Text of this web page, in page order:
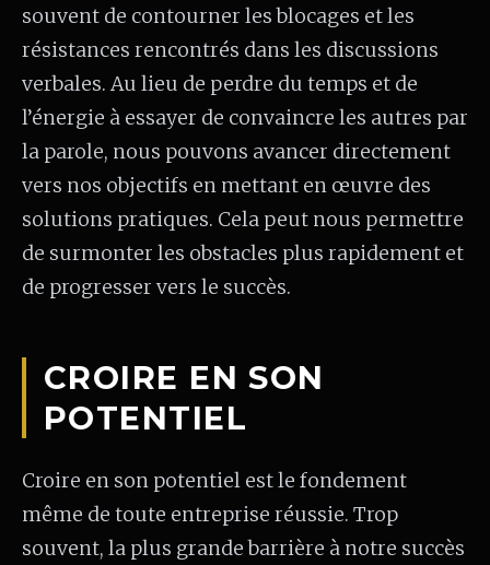
souvent de contourner les blocages et les
résistances rencontrés dans les discussions
verbales. Au lieu de perdre du temps et de
l’énergie à essayer de convaincre les autres par
la parole, nous pouvons avancer directement
vers nos objectifs en mettant en œuvre des
solutions pratiques. Cela peut nous permettre
de surmonter les obstacles plus rapidement et
de progresser vers le succès.
CROIRE EN SON
POTENTIEL
Croire en son potentiel est le fondement
même de toute entreprise réussie. Trop
souvent, la plus grande barrière à notre succès